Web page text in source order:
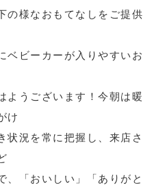
の様なおもてなしをご提供
ベビーカーが入りやすいお
ようございます！今朝は暖
け
状況を常に把握し、来店さ
、「おいしい」「ありがと